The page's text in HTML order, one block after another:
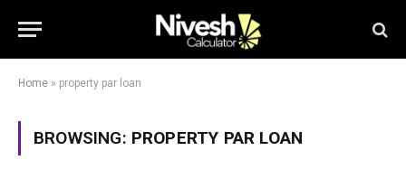
Home » property par loan
BROWSING: PROPERTY PAR LOAN